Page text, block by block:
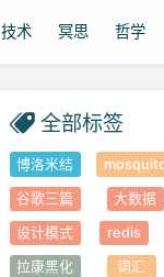
技术 冥思 哲学
全部标签
博洛米结
谷歌三篇 大数据
设计模式 redis
拉康黑化 词汇